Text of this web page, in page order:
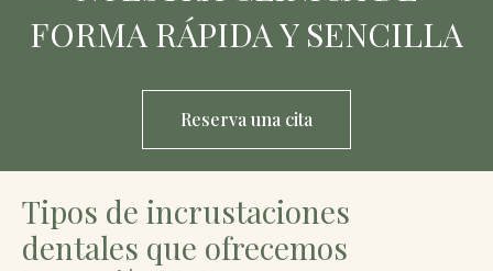
FORMA RÁPIDA Y SENCILLA
Reserva una cita
Tipos de incrustaciones
dentales que ofrecemos